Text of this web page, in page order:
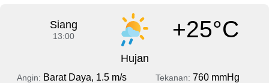
Siang
13:00 +25°C
Hujan
Angin: Barat Daya, 1.5 m/s Tekanan: 760 mmHg